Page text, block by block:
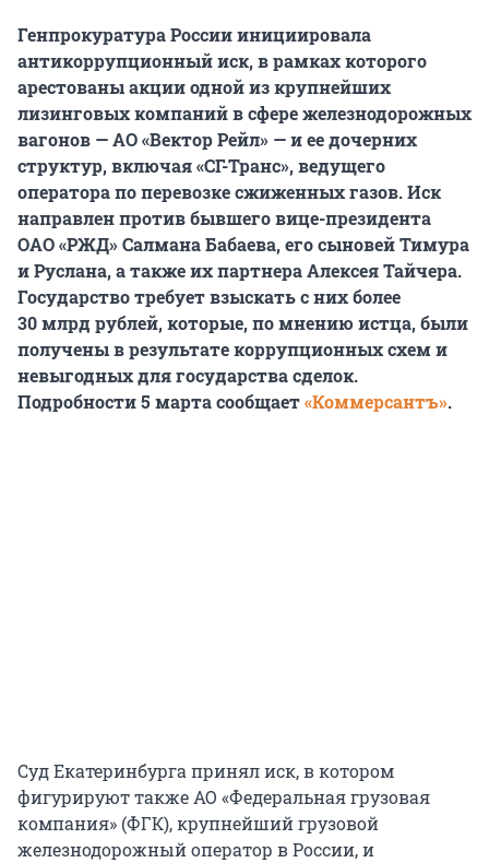
Генпрокуратура России инициировала
антикоррупционный иск, в рамках которого
арестованы акции одной из крупнейших
лизинговых компаний в сфере железнодорожных
вагонов — АО «Вектор Рейл» — и ее дочерних
структур, включая «СГ-Транс», ведущего
оператора по перевозке сжиженных газов. Иск
направлен против бывшего вице-президента
ОАО «РЖД» Салмана Бабаева, его сыновей Тимура
и Руслана, а также их партнера Алексея Тайчера.
Государство требует взыскать с них более
30 млрд рублей, которые, по мнению истца, были
получены в результате коррупционных схем и
невыгодных для государства сделок.
Подробности 5 марта сообщает«Коммерсантъ».
Суд Екатеринбурга принял иск, в котором
фигурируют также АО «Федеральная грузовая
компания» (ФГК), крупнейший грузовой
железнодорожный оператор в России, и